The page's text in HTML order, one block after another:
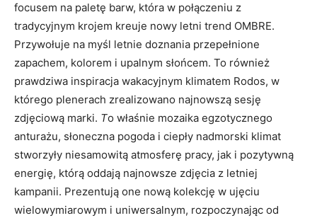
focusem na paletę barw, która w połączeniu z
tradycyjnym krojem kreuje nowy letni trend OMBRE.
Przywołuje na myśl letnie doznania przepełnione
zapachem, kolorem i upalnym słońcem. To również
prawdziwa inspiracja wakacyjnym klimatem Rodos, w
którego plenerach zrealizowano najnowszą sesję
zdjęciową marki. To właśnie mozaika egzotycznego
anturażu, słoneczna pogoda i ciepły nadmorski klimat
stworzyły niesamowitą atmosferę pracy, jak i pozytywną
energię, którą oddają najnowsze zdjęcia z letniej
kampanii. Prezentują one nową kolekcję w ujęciu
wielowymiarowym i uniwersalnym, rozpoczynając od